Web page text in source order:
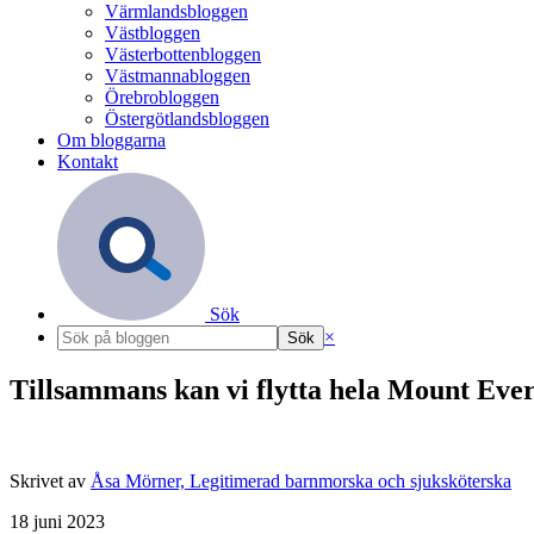
Värmlandsbloggen
Västbloggen
Västerbottenbloggen
Västmannabloggen
Örebrobloggen
Östergötlandsbloggen
Om bloggarna
Kontakt
Sök
×
Tillsammans kan vi flytta hela Mount
Skrivet av Åsa Mörner, Legitimerad barnmorska och sjuksköterska
18 juni 2023